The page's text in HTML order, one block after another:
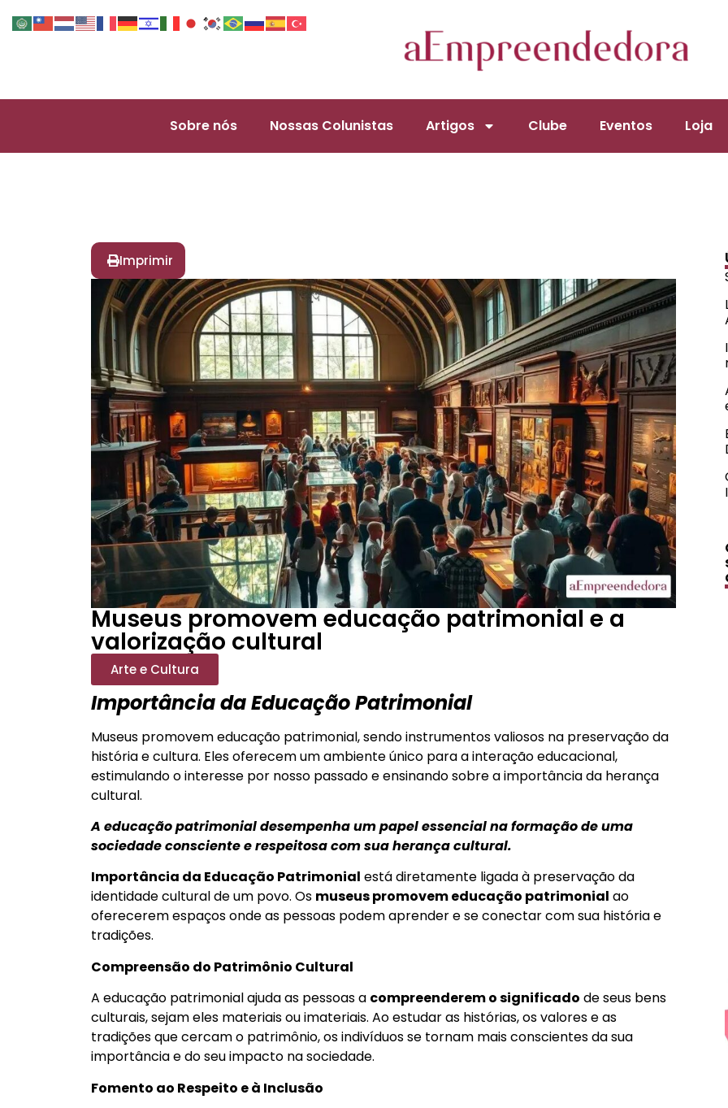
Sobre nós Nossas Colunistas Artigos Clube Eventos Loja
Imprimir
Museus promovem educação patrimonial e a
valorização cultural
Arte e Cultura
Importância da Educação Patrimonial
Museus promovem educação patrimonial, sendo instrumentos valiosos na preservação da
história e cultura. Eles oferecem um ambiente único para a interação educacional,
estimulando o interesse por nosso passado e ensinando sobre a importância da herança
cultural.
A educação patrimonial desempenha um papel essencial na formação de uma
sociedade consciente e respeitosa com sua herança cultural.
Importância da Educação Patrimonial está diretamente ligada à preservação da
identidade cultural de um povo. Os museus promovem educação patrimonial ao
oferecerem espaços onde as pessoas podem aprender e se conectar com sua história e
tradições.
Compreensão do Patrimônio Cultural
A educação patrimonial ajuda as pessoas a compreenderem o significado de seus bens
culturais, sejam eles materiais ou imateriais. Ao estudar as histórias, os valores e as
tradições que cercam o patrimônio, os indivíduos se tornam mais conscientes da sua
importância e do seu impacto na sociedade.
Fomento ao Respeito e à Inclusão